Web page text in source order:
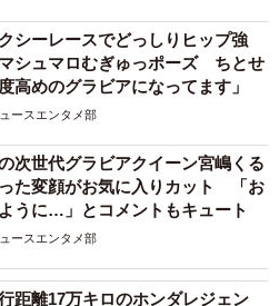
シーレースでどっしりヒップ強
シュマロむぎゅっポーズ ちとせ
高めのグラビアになってます」
ースエンタメ部
次世代グラビアクイーン宮嶋くる
た変顔がお気に入りカット 「お
うに…」とコメントもキュート
ースエンタメ部
距離17万キロのホンダレジェン